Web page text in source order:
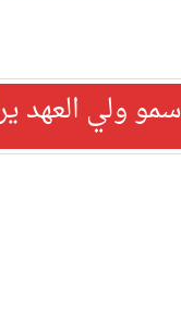
سمو ولي العهد